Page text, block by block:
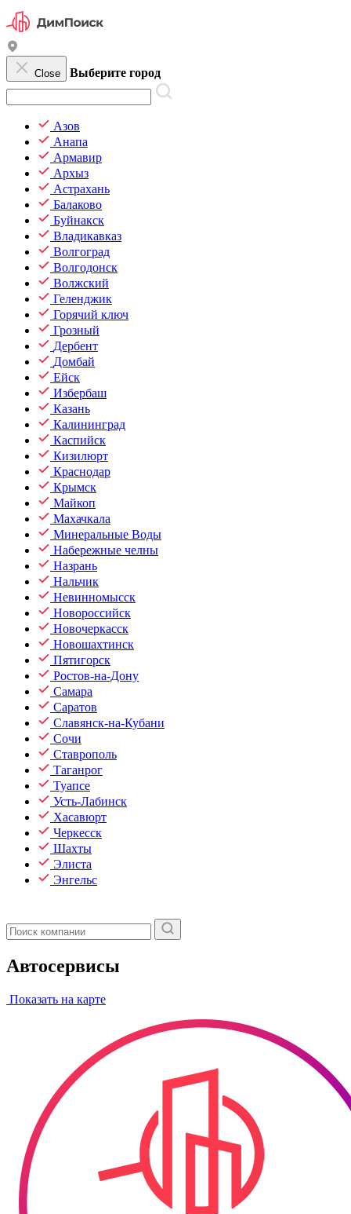
Close Выберите город
Азов
Анапа
Армавир
Архыз
Астрахань
Балаково
Буйнакск
Владикавказ
Волгоград
Волгодонск
Волжский
Геленджик
Горячий ключ
Грозный
Дербент
Домбай
Ейск
Избербаш
Казань
Калининград
Каспийск
Кизилюрт
Краснодар
Крымск
Майкоп
Махачкала
Минеральные Воды
Набережные челны
Назрань
Нальчик
Невинномысск
Новороссийск
Новочеркасск
Новошахтинск
Пятигорск
Ростов-на-Дону
Самара
Саратов
Славянск-на-Кубани
Сочи
Ставрополь
Таганрог
Туапсе
Усть-Лабинск
Хасавюрт
Черкесск
Шахты
Элиста
Энгельс
Автосервисы
Показать на карте